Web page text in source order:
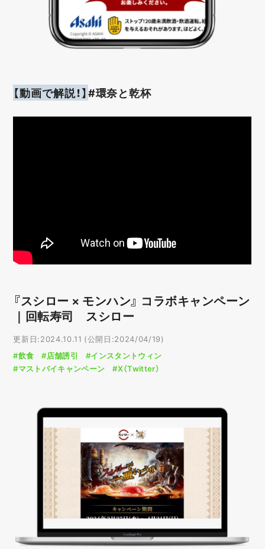
【動画で解説！】#環奈と乾杯
『スシロー × モンハン』 コラボキャンペーン
｜回転寿司 スシロー
更新日:2024.10.11 (公開日:2024/04/19)
#飲食
#店舗誘引
#インスタントウィン
#マストバイキャンペーン
#X（Twitter）